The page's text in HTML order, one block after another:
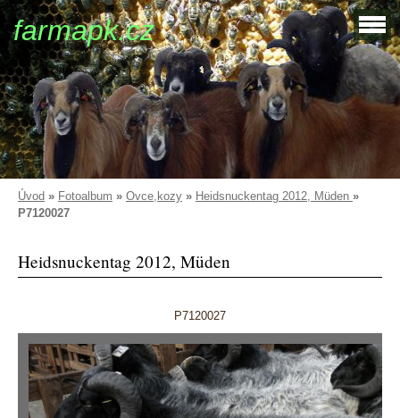
farmapk.cz
Úvod » Fotoalbum » Ovce,kozy » Heidsnuckentag 2012, Müden »
P7120027
Heidsnuckentag 2012, Müden
P7120027